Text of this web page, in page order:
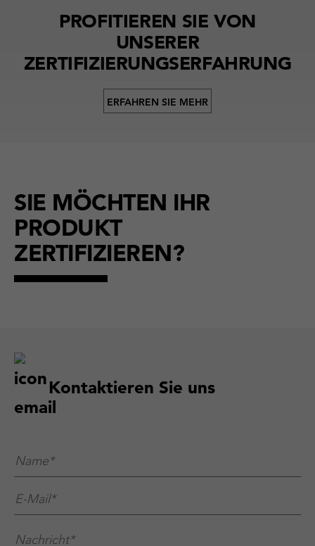
PROFITIEREN SIE VON
UNSERER
ZERTIFIZIERUNGSERFAHRUNG
ERFAHREN SIE MEHR
SIE MÖCHTEN IHR
PRODUKT
ZERTIFIZIEREN?
Kontaktieren Sie uns
Name**
E-Mail**
Nachricht**